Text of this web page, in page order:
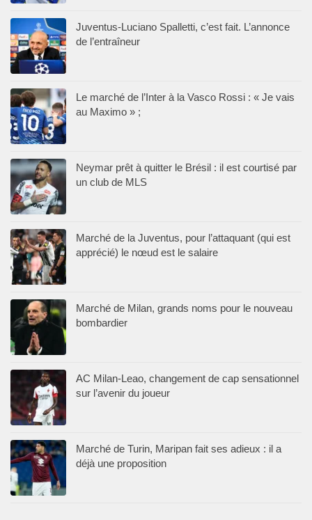
Juventus-Luciano Spalletti, c’est fait. L’annonce
de l’entraîneur
Le marché de l’Inter à la Vasco Rossi : « Je vais
au Maximo » ;
Neymar prêt à quitter le Brésil : il est courtisé par
un club de MLS
Marché de la Juventus, pour l’attaquant (qui est
apprécié) le nœud est le salaire
Marché de Milan, grands noms pour le nouveau
bombardier
AC Milan-Leao, changement de cap sensationnel
sur l’avenir du joueur
Marché de Turin, Maripan fait ses adieux : il a
déjà une proposition